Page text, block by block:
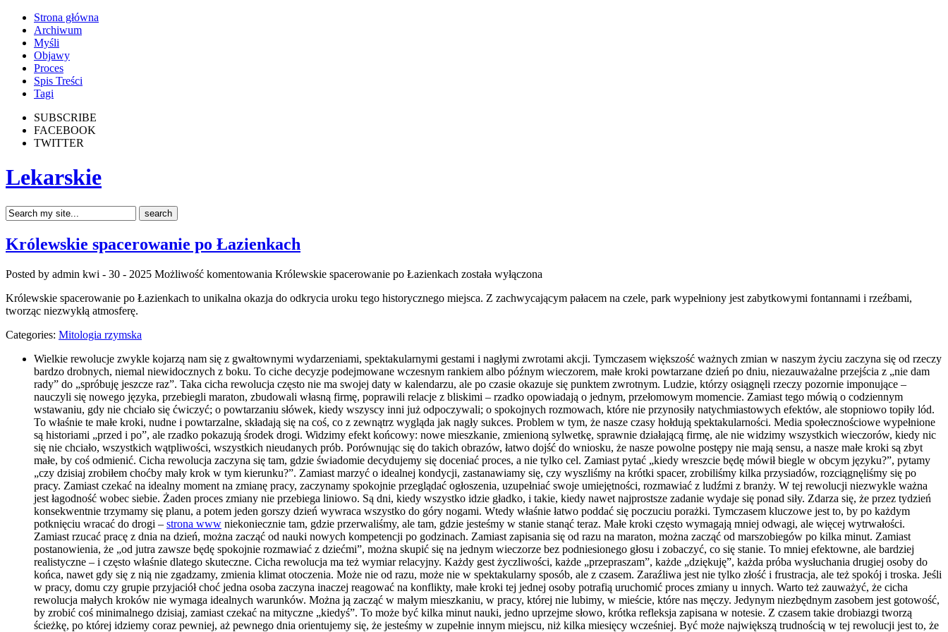
Strona główna
Archiwum
Myśli
Objawy
Proces
Spis Treści
Tagi
SUBSCRIBE
FACEBOOK
TWITTER
Lekarskie
Królewskie spacerowanie po Łazienkach
Posted by admin kwi - 30 - 2025 Możliwość komentowania Królewskie spacerowanie po Łazienkach została wyłączona
Królewskie spacerowanie po Łazienkach to unikalna okazja do odkrycia uroku tego historycznego miejsca. Z zachwycającym pałacem na czele, park wypełniony jest zabytkowymi fontannami i rzeźbami,
tworząc niezwykłą atmosferę.
Categories: Mitologia rzymska
Wielkie rewolucje zwykle kojarzą nam się z gwałtownymi wydarzeniami, spektakularnymi gestami i nagłymi zwrotami akcji. Tymczasem większość ważnych zmian w naszym życiu zaczyna się od rzeczy
bardzo drobnych, niemal niewidocznych z boku. To ciche decyzje podejmowane wczesnym rankiem albo późnym wieczorem, małe kroki powtarzane dzień po dniu, niezauważalne przejścia z „nie dam
rady” do „spróbuję jeszcze raz”. Taka cicha rewolucja często nie ma swojej daty w kalendarzu, ale po czasie okazuje się punktem zwrotnym. Ludzie, którzy osiągnęli rzeczy pozornie imponujące –
nauczyli się nowego języka, przebiegli maraton, zbudowali własną firmę, poprawili relacje z bliskimi – rzadko opowiadają o jednym, przełomowym momencie. Zamiast tego mówią o codziennym
wstawaniu, gdy nie chciało się ćwiczyć; o powtarzaniu słówek, kiedy wszyscy inni już odpoczywali; o spokojnych rozmowach, które nie przynosiły natychmiastowych efektów, ale stopniowo topiły lód.
To właśnie te małe kroki, nudne i powtarzalne, składają się na coś, co z zewnątrz wygląda jak nagły sukces. Problem w tym, że nasze czasy hołdują spektakularności. Media społecznościowe wypełnione
są historiami „przed i po”, ale rzadko pokazują środek drogi. Widzimy efekt końcowy: nowe mieszkanie, zmienioną sylwetkę, sprawnie działającą firmę, ale nie widzimy wszystkich wieczorów, kiedy nic
się nie chciało, wszystkich wątpliwości, wszystkich nieudanych prób. Porównując się do takich obrazów, łatwo dojść do wniosku, że nasze powolne postępy nie mają sensu, a nasze małe kroki są zbyt
małe, by coś odmienić. Cicha rewolucja zaczyna się tam, gdzie świadomie decydujemy się doceniać proces, a nie tylko cel. Zamiast pytać „kiedy wreszcie będę mówił biegle w obcym języku?”, pytamy
„czy dzisiaj zrobiłem choćby mały krok w tym kierunku?”. Zamiast marzyć o idealnej kondycji, zastanawiamy się, czy wyszliśmy na krótki spacer, zrobiliśmy kilka przysiadów, rozciągnęliśmy się po
pracy. Zamiast czekać na idealny moment na zmianę pracy, zaczynamy spokojnie przeglądać ogłoszenia, uzupełniać swoje umiejętności, rozmawiać z ludźmi z branży. W tej rewolucji niezwykle ważna
jest łagodność wobec siebie. Żaden proces zmiany nie przebiega liniowo. Są dni, kiedy wszystko idzie gładko, i takie, kiedy nawet najprostsze zadanie wydaje się ponad siły. Zdarza się, że przez tydzień
konsekwentnie trzymamy się planu, a potem jeden gorszy dzień wywraca wszystko do góry nogami. Wtedy właśnie łatwo poddać się poczuciu porażki. Tymczasem kluczowe jest to, by po każdym
potknięciu wracać do drogi – strona www niekoniecznie tam, gdzie przerwaliśmy, ale tam, gdzie jesteśmy w stanie stanąć teraz. Małe kroki często wymagają mniej odwagi, ale więcej wytrwałości.
Zamiast rzucać pracę z dnia na dzień, można zacząć od nauki nowych kompetencji po godzinach. Zamiast zapisania się od razu na maraton, można zacząć od marszobiegów po kilka minut. Zamiast
postanowienia, że „od jutra zawsze będę spokojnie rozmawiać z dziećmi”, można skupić się na jednym wieczorze bez podniesionego głosu i zobaczyć, co się stanie. To mniej efektowne, ale bardziej
realistyczne – i często właśnie dlatego skuteczne. Cicha rewolucja ma też wymiar relacyjny. Każdy gest życzliwości, każde „przepraszam”, każde „dziękuję”, każda próba wysłuchania drugiej osoby do
końca, nawet gdy się z nią nie zgadzamy, zmienia klimat otoczenia. Może nie od razu, może nie w spektakularny sposób, ale z czasem. Zaraźliwa jest nie tylko złość i frustracja, ale też spokój i troska. Jeśli
w pracy, domu czy grupie przyjaciół choć jedna osoba zaczyna inaczej reagować na konflikty, małe kroki tej jednej osoby potrafią uruchomić proces zmiany u innych. Warto też zauważyć, że cicha
rewolucja małych kroków nie wymaga idealnych warunków. Można ją zacząć w małym mieszkaniu, w pracy, której nie lubimy, w mieście, które nas męczy. Jedynym niezbędnym zasobem jest gotowość,
by zrobić coś minimalnego dzisiaj, zamiast czekać na mityczne „kiedyś”. To może być kilka minut nauki, jedno uprzejme słowo, krótka refleksja zapisana w notesie. Z czasem takie drobiazgi tworzą
ścieżkę, po której idziemy coraz pewniej, aż pewnego dnia orientujemy się, że jesteśmy w zupełnie innym miejscu, niż kilka miesięcy wcześniej. Być może największą trudnością w tej rewolucji jest to, że